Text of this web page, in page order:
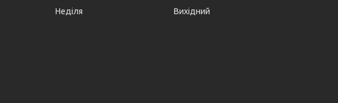
Неділя
Вихідний